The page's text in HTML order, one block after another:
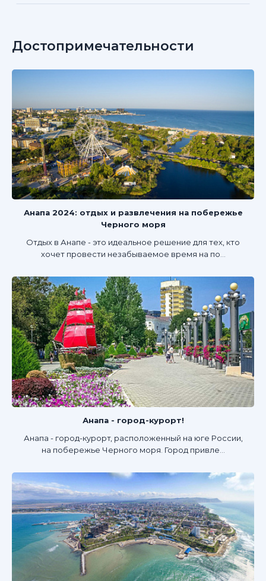
Достопримечательности
Анапа 2024: отдых и развлечения на побережье
Черного моря
Отдых в Анапе - это идеальное решение для тех, кто
хочет провести незабываемое время на по...
Анапа - город-курорт!
Анапа - город-курорт, расположенный на юге России,
на побережье Черного моря. Город привле...